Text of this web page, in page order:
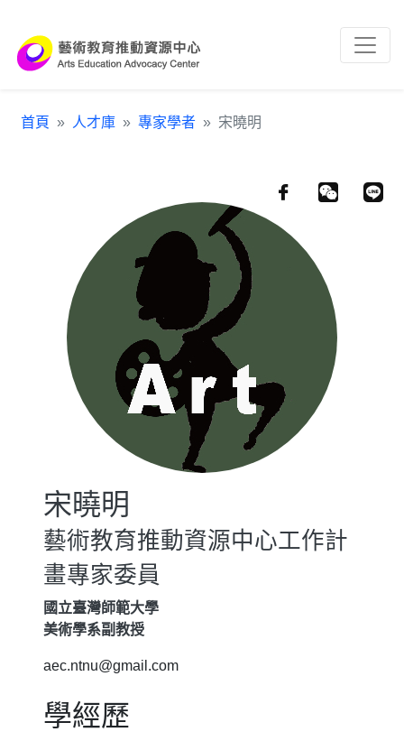
首頁 人才庫 專家學者 宋曉明
宋曉明
藝術教育推動資源中心工作計
畫專家委員
國立臺灣師範大學
美術學系副教授
aec.ntnu@gmail.com
學經歷